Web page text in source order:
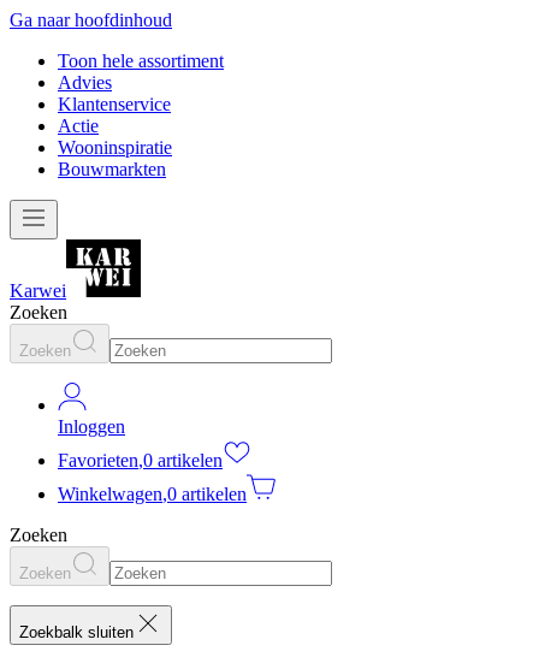
Ga naar hoofdinhoud
Toon hele assortiment
Advies
Klantenservice
Actie
Wooninspiratie
Bouwmarkten
Karwei
Zoeken
Zoeken
Inloggen
Favorieten,0 artikelen
Winkelwagen,0 artikelen
Zoeken
Zoeken
Zoekbalk sluiten